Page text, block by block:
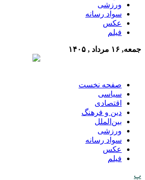
ورزشی
سواد رسانه
عکس
فیلم
جمعه, ۱۶ مرداد , ۱۴۰۵
صفحه نخست
سیاسی
اقتصادی
دین و فرهنگ
بین‌الملل
ورزشی
سواد رسانه
عکس
فیلم
پ